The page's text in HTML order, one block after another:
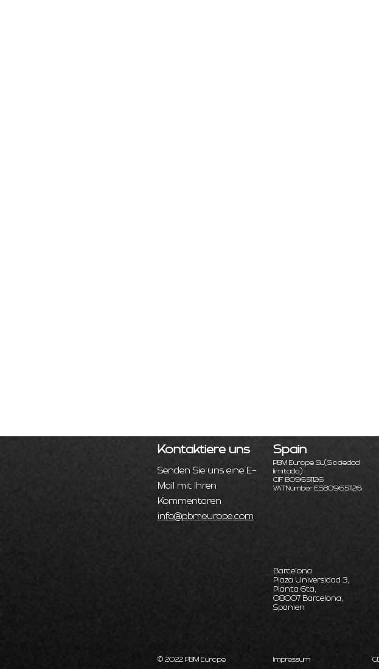
Kontaktiere uns
Senden Sie uns eine E-
Mail mit Ihren
Kommentaren
info@pbmeurope.com
Spain
PBM Europe SL(Sociedad
limitada)
CIF B09651126
VATNumber ESB09651126
Barcelona
Plaza Universidad 3,
Planta 6ta,
08007 Barcelona,
Spanien
© 2022 PBM Europe Impressum